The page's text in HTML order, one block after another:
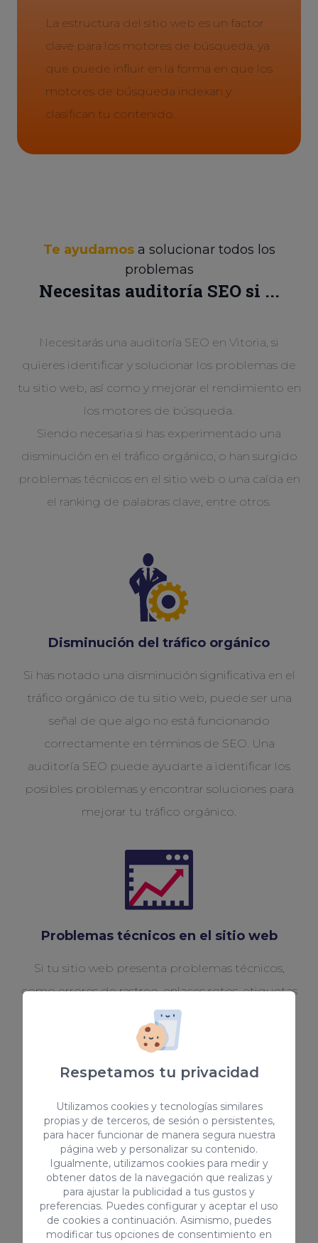
Respetamos tu privacidad
Utilizamos cookies y tecnologías similares
propias y de terceros, de sesión o persistentes,
para hacer funcionar de manera segura nuestra
página web y personalizar su contenido.
Igualmente, utilizamos cookies para medir y
obtener datos de la navegación que realizas y
para ajustar la publicidad a tus gustos y
preferencias. Puedes configurar y aceptar el uso
de cookies a continuación. Asimismo, puedes
modificar tus opciones de consentimiento en
La estructura del sitio web es un factor
clave para los motores de búsqueda, ya
que puede influir en la forma en que los
motores de búsqueda indexan y
clasifican tu contenido.
Te ayudamosa solucionar todos los
problemas
Necesitas auditoría SEO si ...
Necesitarás una auditoría SEO en Vitoria, si
quieres identificar y solucionar los problemas de
tu sitio web, así como y mejorar el rendimiento en
los motores de búsqueda.
Siendo necesaria si has experimentado una
disminución en el tráfico orgánico, o han surgido
problemas técnicos en el sitio web o una caída en
el ranking de palabras clave, entre otros.
Disminución del tráfico orgánico
Si has notado una disminución significativa en el
tráfico orgánico de tu sitio web, puede ser una
señal de que algo no está funcionando
correctamente en términos de SEO. Una
auditoría SEO puede ayudarte a identificar los
posibles problemas y encontrar soluciones para
mejorar tu tráfico orgánico.
Problemas técnicos en el sitio web
Si tu sitio web presenta problemas técnicos,
como errores de rastreo, enlaces rotos, etiquetas
mal configuradas o problemas de velocidad de
carga, una auditoría SEO puede ayudarte a
puede tener un impacto positivo en tu
posicionamiento en los motores de búsqueda.
Caída de palabras clave